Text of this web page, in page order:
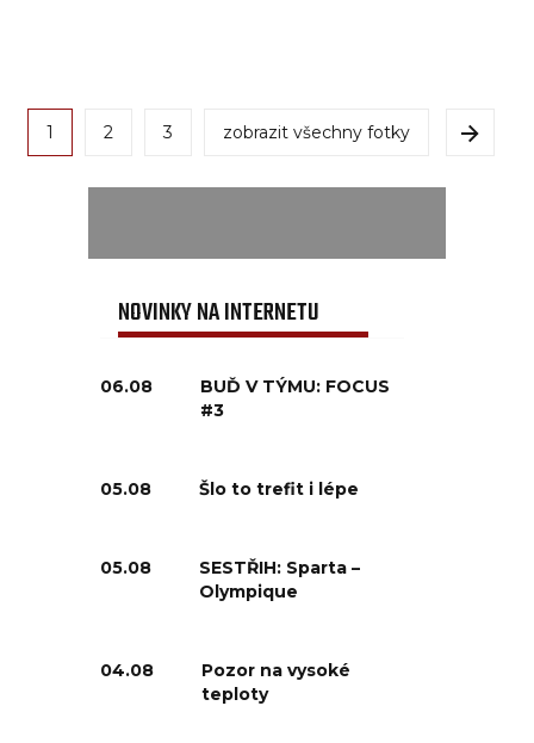
1 2 3 zobrazit všechny fotky
NOVINKY NA INTERNETU
06.08
BUĎ V TÝMU: FOCUS
#3
05.08 Šlo to trefit i lépe
05.08
SESTŘIH: Sparta –
Olympique
04.08
Pozor na vysoké
teploty